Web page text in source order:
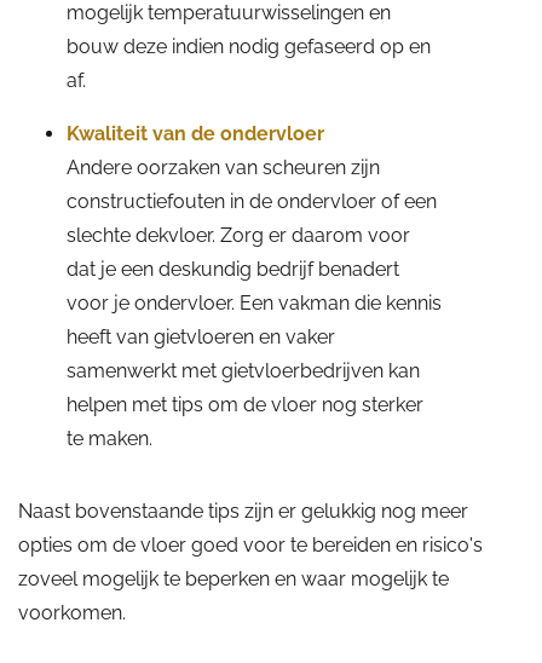
mogelijk temperatuurwisselingen en
bouw deze indien nodig gefaseerd op en
af.
Kwaliteit van de ondervloer
Andere oorzaken van scheuren zijn
constructiefouten in de ondervloer of een
slechte dekvloer. Zorg er daarom voor
dat je een deskundig bedrijf benadert
voor je ondervloer. Een vakman die kennis
heeft van gietvloeren en vaker
samenwerkt met gietvloerbedrijven kan
helpen met tips om de vloer nog sterker
te maken.
Naast bovenstaande tips zijn er gelukkig nog meer
opties om de vloer goed voor te bereiden en risico's
zoveel mogelijk te beperken en waar mogelijk te
voorkomen.